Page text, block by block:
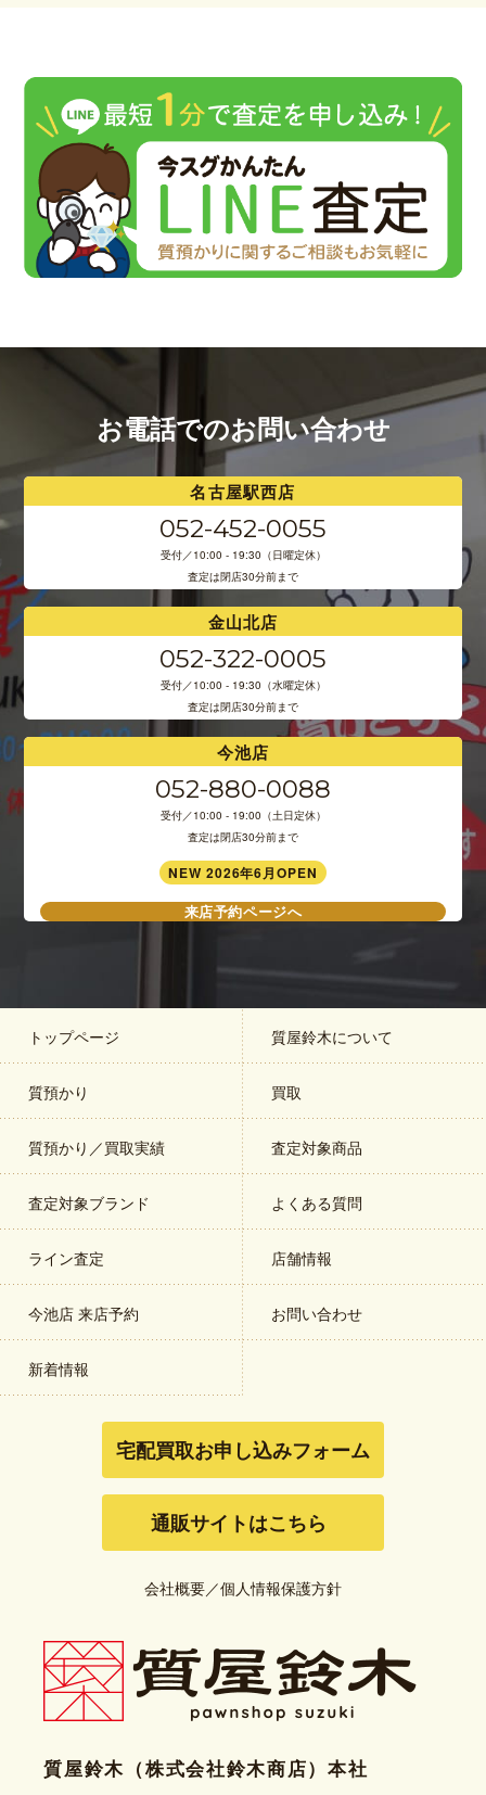
お電話でのお問い合わせ
名古屋駅西店
052-452-0055
受付／10:00 - 19:30（日曜定休）
査定は閉店30分前まで
金山北店
052-322-0005
受付／10:00 - 19:30（水曜定休）
査定は閉店30分前まで
今池店
052-880-0088
受付／10:00 - 19:00（土日定休）
査定は閉店30分前まで
NEW 2026年6月OPEN
来店予約ページへ
トップページ 質屋鈴木について
質預かり 買取
質預かり／買取実績 査定対象商品
査定対象ブランド よくある質問
ライン査定 店舗情報
今池店 来店予約 お問い合わせ
新着情報
宅配買取お申し込みフォーム
通販サイトはこちら
会社概要／個人情報保護方針
質屋鈴木（株式会社鈴木商店）本社